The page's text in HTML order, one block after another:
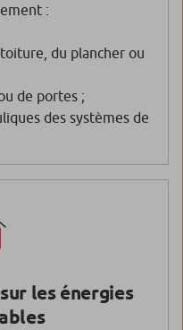
:
du plancher ou
de portes ;
des systèmes de
les énergies